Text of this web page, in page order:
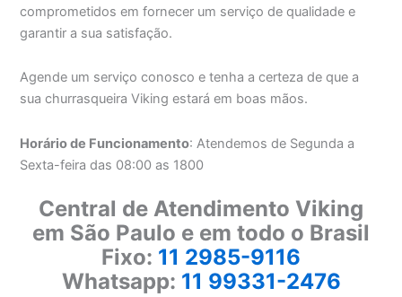
comprometidos em fornecer um serviço de qualidade e
garantir a sua satisfação.
Agende um serviço conosco e tenha a certeza de que a
sua churrasqueira Viking estará em boas mãos.
Horário de Funcionamento: Atendemos de Segunda a
Sexta-feira das 08:00 as 1800
Central de Atendimento Viking
em São Paulo e em todo o Brasil
Fixo: 11 2985-9116
Whatsapp: 11 99331-2476